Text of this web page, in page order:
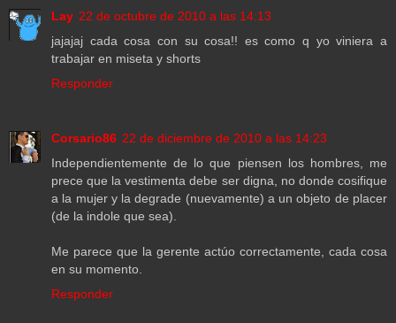
Lay 22 de octubre de 2010 a las 14:13
jajajaj cada cosa con su cosa!! es como q yo viniera a
trabajar en miseta y shorts
Responder
Corsario86 22 de diciembre de 2010 a las 14:23
Independientemente de lo que piensen los hombres, me
prece que la vestimenta debe ser digna, no donde cosifique
a la mujer y la degrade (nuevamente) a un objeto de placer
(de la indole que sea).
Me parece que la gerente actúo correctamente, cada cosa
en su momento.
Responder